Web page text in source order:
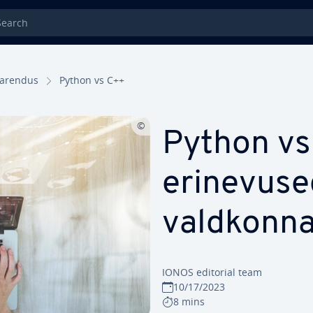
Python vs C++
Python
IONOS editorial team
10/17/2023
8 mins